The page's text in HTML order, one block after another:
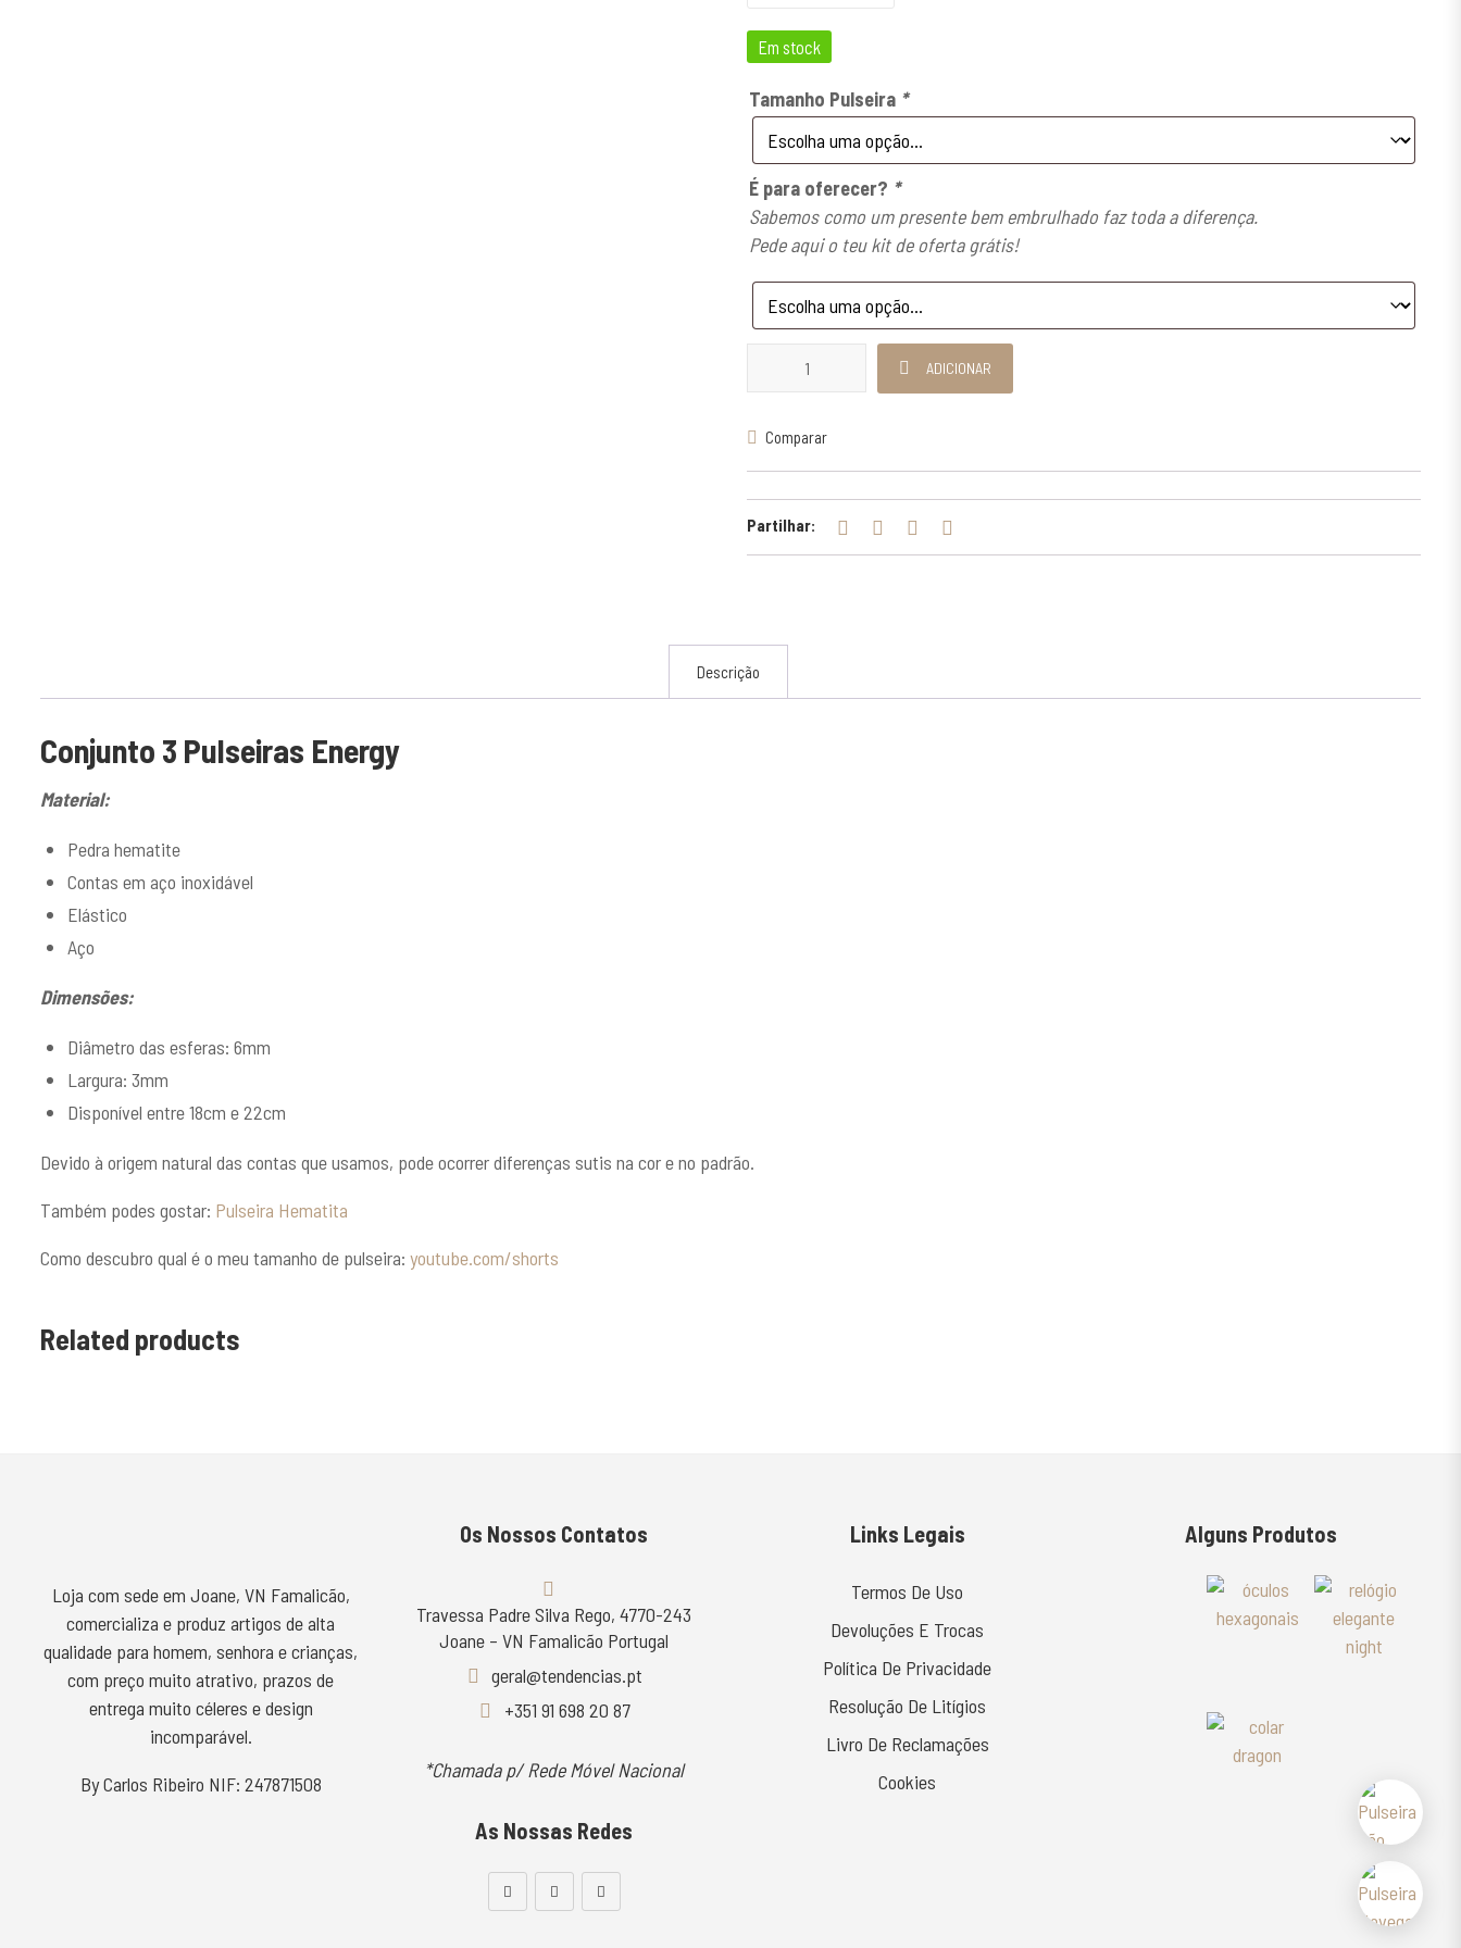
Em stock
Tamanho Pulseira *
É para oferecer? *
Sabemos como um presente bem embrulhado faz toda a diferença.
Pede aqui o teu kit de oferta grátis!
Quantidade de Conjunto 3 Pulseiras Energy
ADICIONAR
Comparar
Partilhar:
Descrição
Conjunto 3 Pulseiras Energy
Material:
Pedra hematite
Contas em aço inoxidável
Elástico
Aço
Dimensões:
Diâmetro das esferas: 6mm
Largura: 3mm
Disponível entre 18cm e 22cm
Devido à origem natural das contas que usamos, pode ocorrer diferenças sutis na cor e no padrão.
Também podes gostar: Pulseira Hematita
Como descubro qual é o meu tamanho de pulseira: youtube.com/shorts
Related products
Loja com sede em Joane, VN Famalicão,
comercializa e produz artigos de alta
qualidade para homem, senhora e crianças,
com preço muito atrativo, prazos de
entrega muito céleres e design
incomparável.
By Carlos Ribeiro NIF: 247871508
Os Nossos Contatos
Travessa Padre Silva Rego, 4770-243
Joane – VN Famalicão Portugal
geral@tendencias.pt
+351 91 698 20 87
*Chamada p/ Rede Móvel Nacional
As Nossas Redes
Links Legais
Termos De Uso
Devoluções E Trocas
Política De Privacidade
Resolução De Litígios
Livro De Reclamações
Cookies
Alguns Produtos